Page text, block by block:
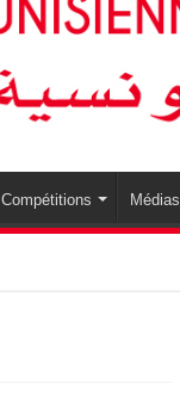
Compétitions Médias